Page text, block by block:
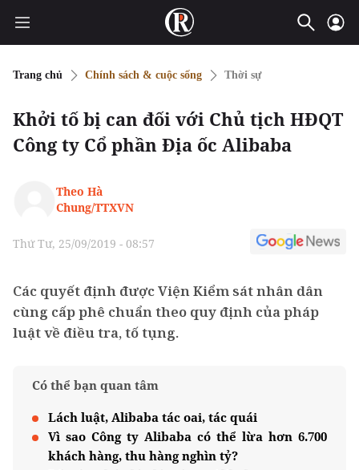
Trang chủ Chính sách & cuộc sống Thời sự
Khởi tố bị can đối với Chủ tịch HĐQT
Công ty Cổ phần Địa ốc Alibaba
Theo Hà
Chung/TTXVN
Thứ Tư, 25/09/2019 - 08:57
Các quyết định được Viện Kiểm sát nhân dân
cùng cấp phê chuẩn theo quy định của pháp
luật về điều tra, tố tụng.
Có thể bạn quan tâm
Lách luật, Alibaba tác oai, tác quái
Vì sao Công ty Alibaba có thể lừa hơn 6.700
khách hàng, thu hàng nghìn tỷ?